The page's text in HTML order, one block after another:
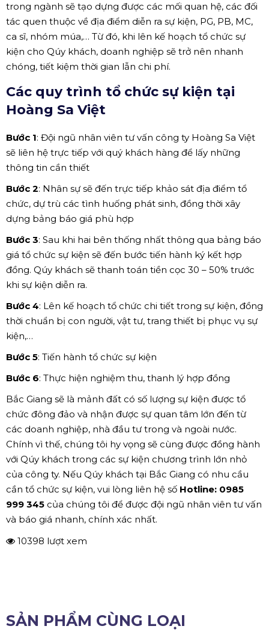
trong ngành sẽ tạo dựng được các mối quan hệ, các đối
tác quen thuộc về địa điểm diễn ra sự kiện, PG, PB, MC,
ca sĩ, nhóm múa,… Từ đó, khi lên kế hoạch tổ chức sự
kiện cho Qúy khách, doanh nghiệp sẽ trở nên nhanh
chóng, tiết kiệm thời gian lẫn chi phí.
Các quy trình tổ chức sự kiện tại
Hoàng Sa Việt
Bước 1: Đội ngũ nhân viên tư vấn công ty Hoàng Sa Việt
sẽ liên hệ trực tiếp với quý khách hàng để lấy những
thông tin cần thiết
Bước 2: Nhân sự sẽ đến trực tiếp khảo sát địa điểm tổ
chức, dự trù các tình huống phát sinh, đồng thời xây
dựng bảng báo giá phù hợp
Bước 3: Sau khi hai bên thống nhất thông qua bảng báo
giá tổ chức sự kiện sẽ đến bước tiến hành ký kết hợp
đồng. Qúy khách sẽ thanh toán tiền cọc 30 – 50% trước
khi sự kiện diễn ra.
Bước 4: Lên kế hoạch tổ chức chi tiết trong sự kiện, đồng
thời chuẩn bị con người, vật tư, trang thiết bị phục vụ sự
kiện,…
Bước 5: Tiến hành tổ chức sự kiện
Bước 6: Thực hiện nghiệm thu, thanh lý hợp đồng
Bắc Giang sẽ là mảnh đất có số lượng sự kiện được tổ
chức đông đảo và nhận được sự quan tâm lớn đến từ
các doanh nghiệp, nhà đầu tư trong và ngoài nước.
Chính vì thế, chúng tôi hy vọng sẽ cùng được đồng hành
với Qúy khách trong các sự kiện chương trình lớn nhỏ
của công ty. Nếu Qúy khách tại Bắc Giang có nhu cầu
cần tổ chức sự kiện, vui lòng liên hệ số Hotline: 0985
999 345 của chúng tôi để được đội ngũ nhân viên tư vấn
và báo giá nhanh, chính xác nhất.
10398 lượt xem
SẢN PHẨM CÙNG LOẠI